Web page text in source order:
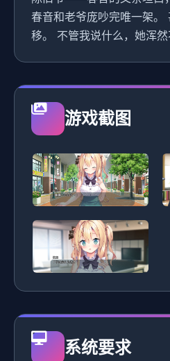
春音和老爷庞吵完唯一架。
移。 不管我说什么，她浑然
游戏截图
系统要求